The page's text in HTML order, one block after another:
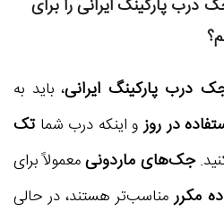
درب پارکینگ ایرانیرا برای
درب پارکینگ ایرانی، باید به
در روزو اینکه درب شماتک
جک‌های ماردونیمعمولاً برای
مکررمناسب‌تر هستند، در حالی